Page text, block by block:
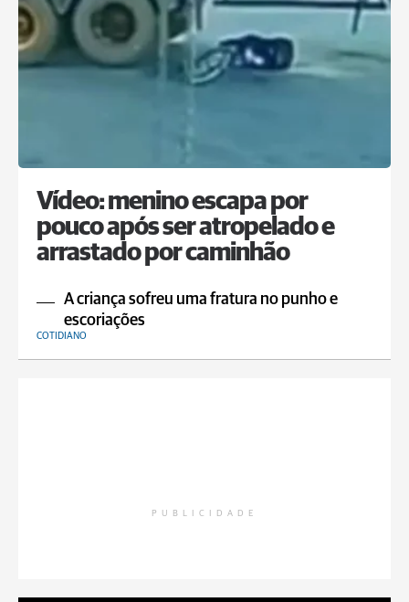
Vídeo: menino escapa por
pouco após ser atropelado e
arrastado por caminhão
A criança sofreu uma fratura no punho e
escoriações
COTIDIANO
PUBLICIDADE